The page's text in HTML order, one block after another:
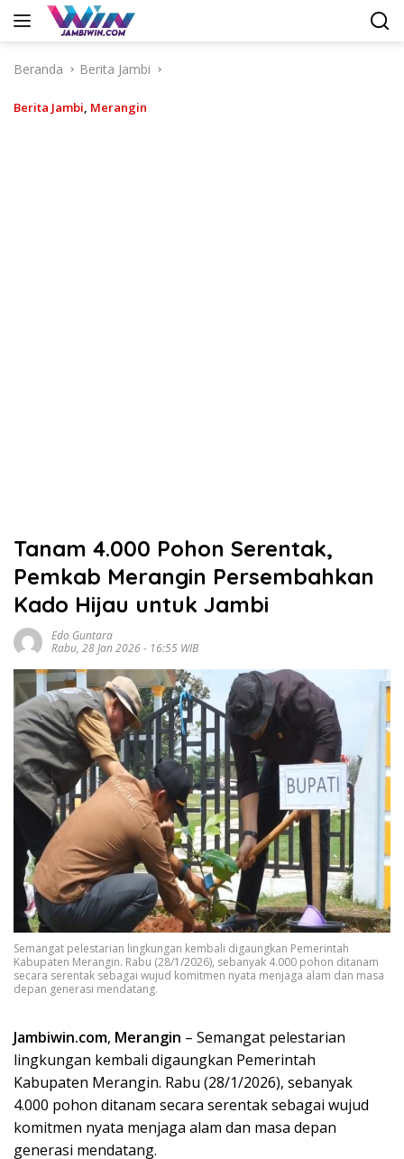
Langsung
Beranda
Berita Jambi
Berita Jambi, Merangin
Tanam 4.000 Pohon Serentak,
Pemkab Merangin Persembahkan
Kado Hijau untuk Jambi
Edo Guntara
Rabu, 28 Jan 2026 - 16:55 WIB
Semangat pelestarian lingkungan kembali digaungkan Pemerintah
Kabupaten Merangin. Rabu (28/1/2026), sebanyak 4.000 pohon ditanam
secara serentak sebagai wujud komitmen nyata menjaga alam dan masa
depan generasi mendatang.
Jambiwin.com, Merangin – Semangat pelestarian
lingkungan kembali digaungkan Pemerintah
Kabupaten Merangin. Rabu (28/1/2026), sebanyak
4.000 pohon ditanam secara serentak sebagai wujud
komitmen nyata menjaga alam dan masa depan
generasi mendatang.